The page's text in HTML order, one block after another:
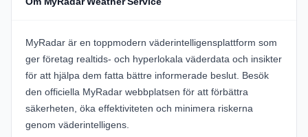
MyRadar är en toppmodern väderintelligensplattform som
ger företag realtids- och hyperlokala väderdata och insikter
för att hjälpa dem fatta bättre informerade beslut. Besök
den officiella MyRadar webbplatsen för att förbättra
säkerheten, öka effektiviteten och minimera riskerna
genom väderintelligens.